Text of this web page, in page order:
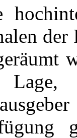
der
Lage,